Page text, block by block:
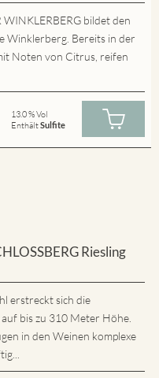
WINKLERBERG bildet den
Winklerberg. Bereits in der
Noten von Citrus, reifen
13.0 % Vol
EnthältSulfite
Riesling
erstreckt sich die
auf bis zu 310 Meter Höhe.
in den Weinen komplexe